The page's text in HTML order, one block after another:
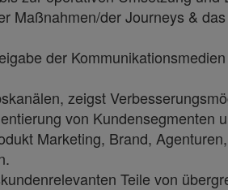
Maßnahmen/der Journeys &
der
zeigst
von Kundensegmenten
Marketing, Brand,
Teile von